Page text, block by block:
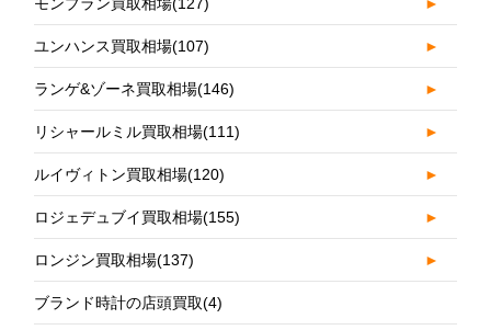
ユンハンス買取相場(107) ►
ランゲ&ゾーネ買取相場(146) ►
リシャールミル買取相場(111) ►
ルイヴィトン買取相場(120) ►
ロジェデュブイ買取相場(155) ►
ロンジン買取相場(137) ►
ブランド時計の店頭買取(4)